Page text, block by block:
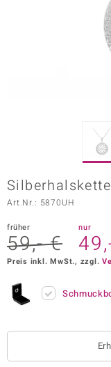
Silberhalskette
Art.Nr.: 5870UH
früher
59,- €
nur
Preis inkl. MwSt., zzgl.